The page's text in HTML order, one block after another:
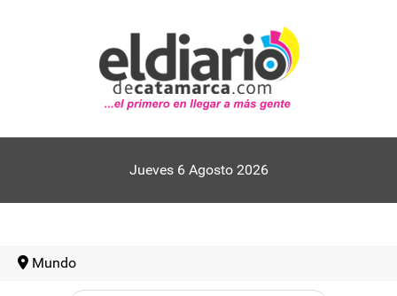
Jueves 6 Agosto 2026
Mundo